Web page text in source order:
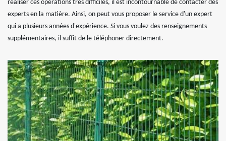
réaliser ces opérations très difficiles, il est incontournable de contacter des
experts en la matière. Ainsi, on peut vous proposer le service d'un expert
qui a plusieurs années d'expérience. Si vous voulez des renseignements
supplémentaires, il suffit de le téléphoner directement.